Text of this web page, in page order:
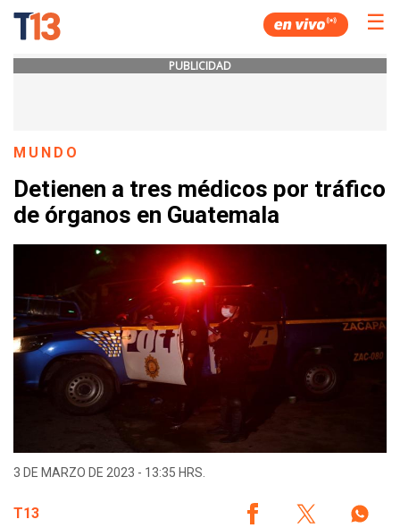
☰
PUBLICIDAD
MUNDO
Detienen a tres médicos por tráfico
de órganos en Guatemala
3 DE MARZO DE 2023 - 13:35 HRS.
T13